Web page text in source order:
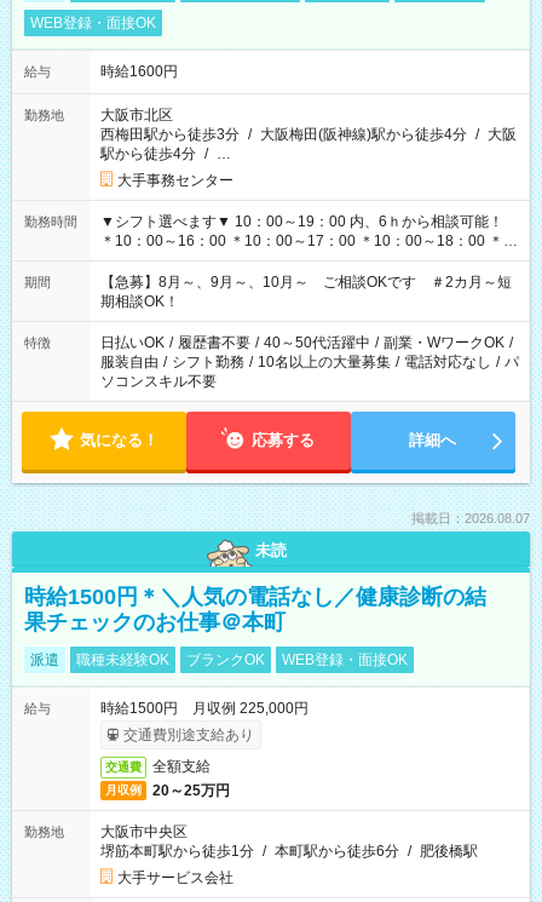
WEB登録・面接OK
給与 時給1600円
勤務地
大阪市北区
西梅田駅から徒歩3分 / 大阪梅田(阪神線)駅から徒歩4分 / 大阪
駅から徒歩4分 / …
大手事務センター
勤務時間
▼シフト選べます▼ 10：00～19：00 内、6ｈから相談可能！
＊10：00～16：00 ＊10：00～17：00 ＊10：00～18：00 ＊
11：00～19：00 ＊12：00～19：00 ＊13：00～19：00
期間
【急募】8月～、9月～、10月～ ご相談OKです ＃2カ月～短
期相談OK！
特徴 日払いOK / 履歴書不要 / 40～50代活躍中 / 副業・WワークOK /
服装自由 / シフト勤務 / 10名以上の大量募集 / 電話対応なし / パ
ソコンスキル不要
気になる！ 応募する 詳細へ
掲載日：2026.08.07
未読
時給1500円＊＼人気の電話なし／健康診断の結
果チェックのお仕事＠本町
派遣 職種未経験OK ブランクOK WEB登録・面接OK
給与
時給1500円 月収例 225,000円
交通費別途支給あり
交通費 全額支給
月収例 20～25万円
勤務地
大阪市中央区
堺筋本町駅から徒歩1分 / 本町駅から徒歩6分 / 肥後橋駅
大手サービス会社